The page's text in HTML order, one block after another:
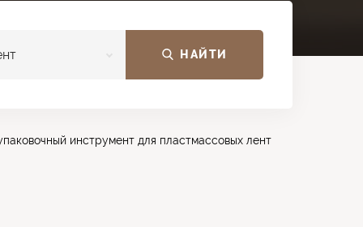
НАЙТИ
инструмент для пластмассовых лент